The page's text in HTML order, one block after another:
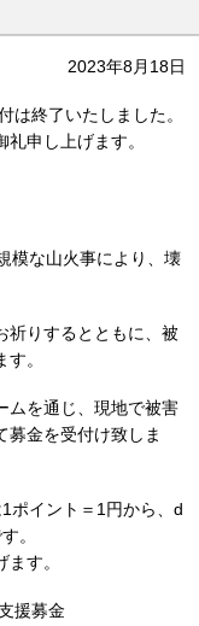
2023年8月18日
は終了いたしました。
申し上げます。
模な山火事により、壊
祈りするとともに、被
。
ムを通じ、現地で被害
募金を受付け致しま
ポイント＝1円から、d
。
す。
援募金